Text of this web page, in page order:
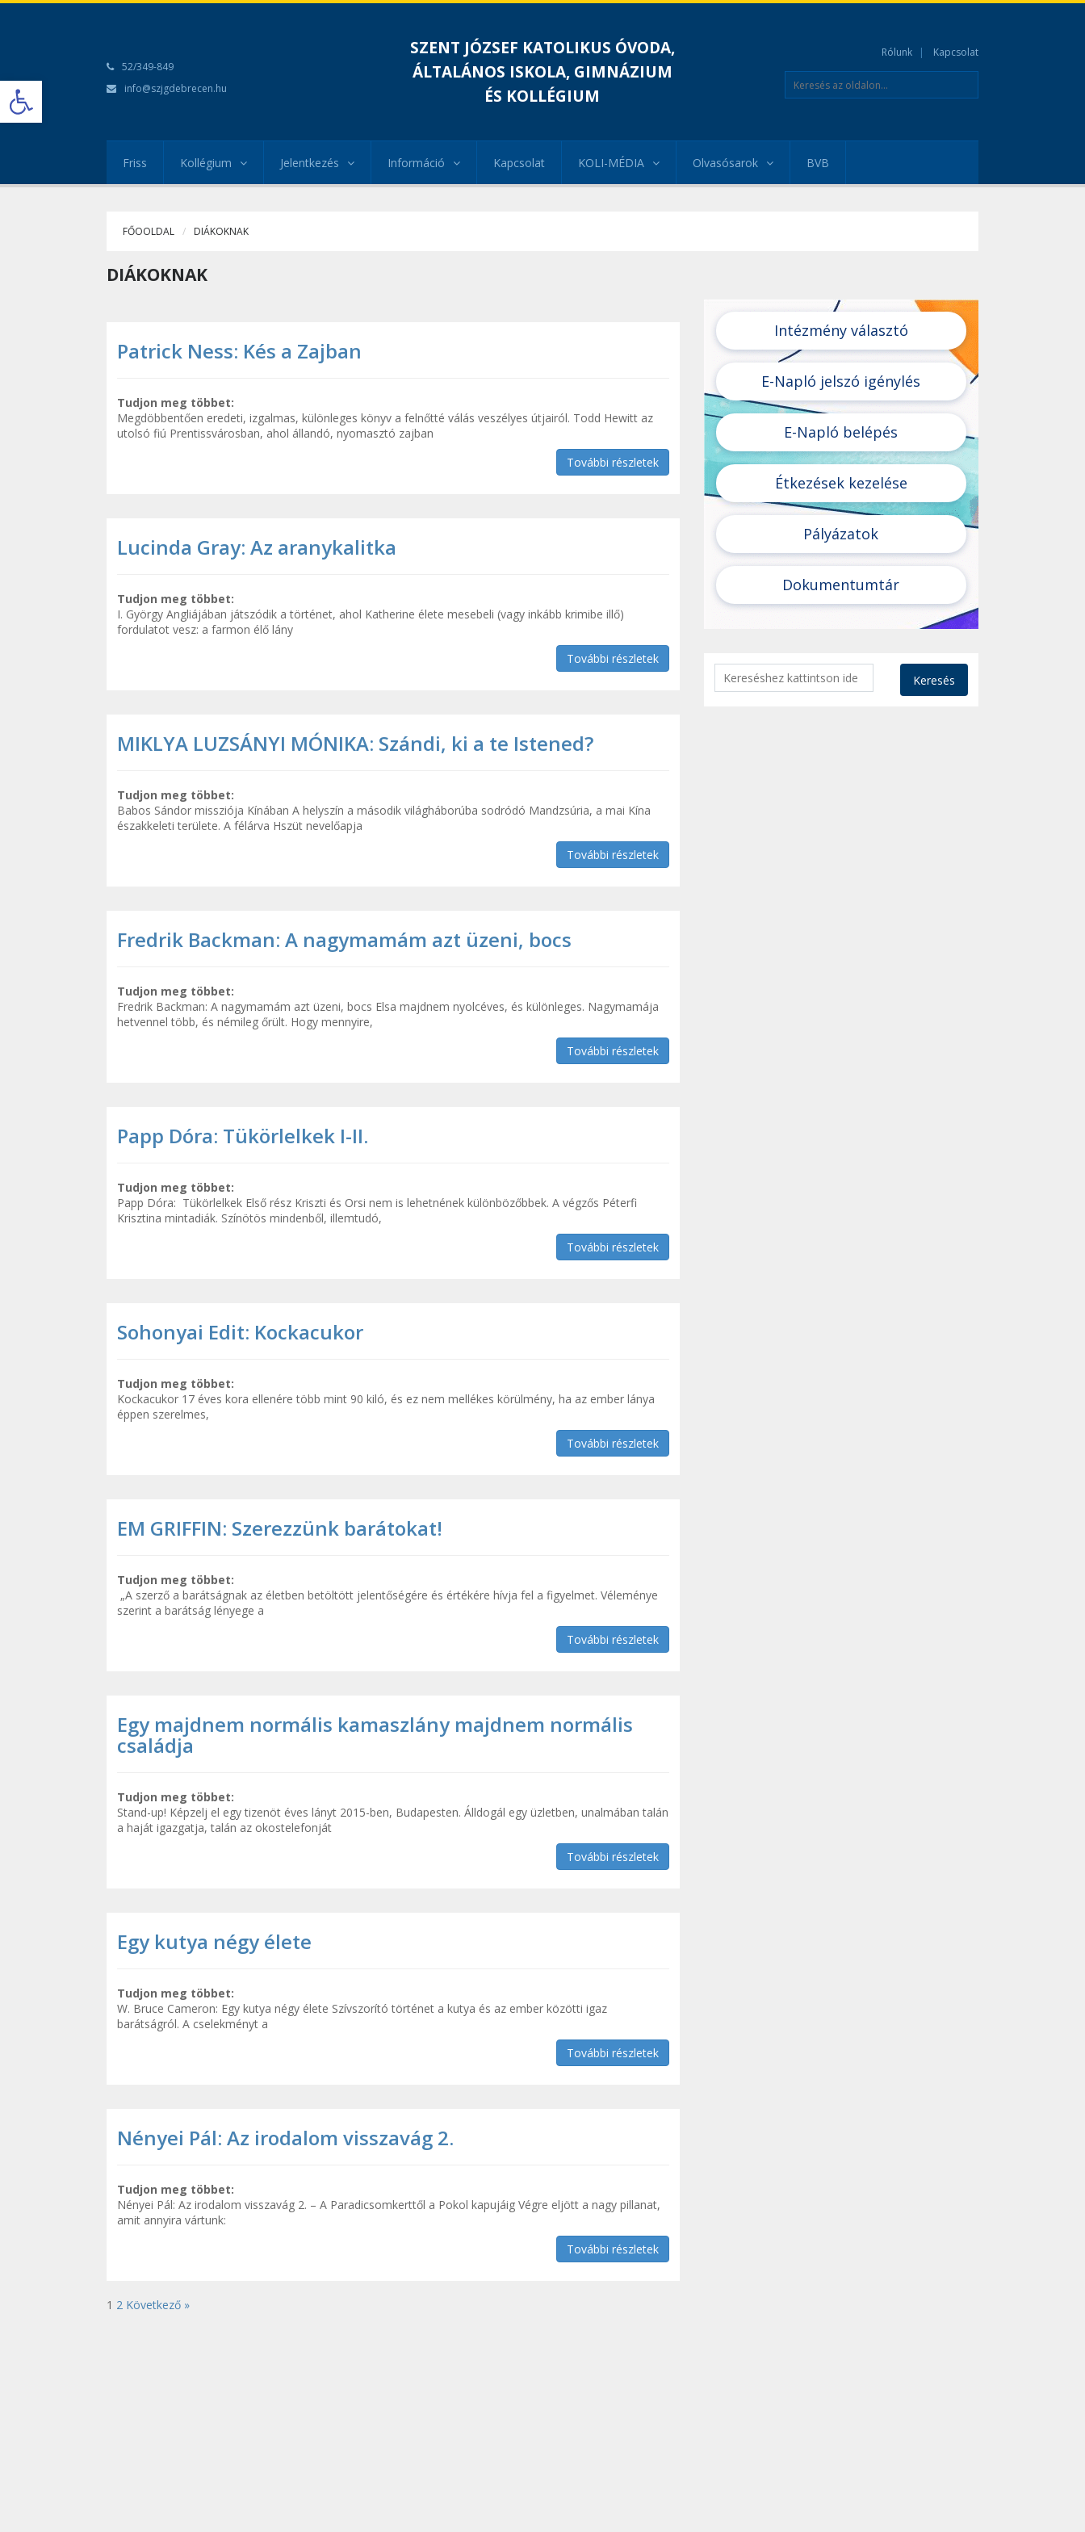
Open toolbar
52/349-849
info@szjgdebrecen.hu
SZENT JÓZSEF KATOLIKUS ÓVODA,
ÁLTALÁNOS ISKOLA, GIMNÁZIUM
ÉS KOLLÉGIUM
Rólunk Kapcsolat
Friss Kollégium Jelentkezés Információ Kapcsolat KOLI-MÉDIA Olvasósarok BVB
FŐOOLDAL DIÁKOKNAK
DIÁKOKNAK
Patrick Ness: Kés a Zajban
Tudjon meg többet:
Megdöbbentően eredeti, izgalmas, különleges könyv a felnőtté válás veszélyes útjairól. Todd Hewitt az
utolsó fiú Prentissvárosban, ahol állandó, nyomasztó zajban
További részletek
Lucinda Gray: Az aranykalitka
Tudjon meg többet:
I. György Angliájában játszódik a történet, ahol Katherine élete mesebeli (vagy inkább krimibe illő)
fordulatot vesz: a farmon élő lány
További részletek
MIKLYA LUZSÁNYI MÓNIKA: Szándi, ki a te Istened?
Tudjon meg többet:
Babos Sándor missziója Kínában A helyszín a második világháborúba sodródó Mandzsúria, a mai Kína
északkeleti területe. A félárva Hszüt nevelőapja
További részletek
Fredrik Backman: A nagymamám azt üzeni, bocs
Tudjon meg többet:
Fredrik Backman: A nagymamám azt üzeni, bocs Elsa majdnem nyolcéves, és különleges. Nagymamája
hetvennel több, és némileg őrült. Hogy mennyire,
További részletek
Papp Dóra: Tükörlelkek I-II.
Tudjon meg többet:
Papp Dóra: Tükörlelkek Első rész Kriszti és Orsi nem is lehetnének különbözőbbek. A végzős Péterfi
Krisztina mintadiák. Színötös mindenből, illemtudó,
További részletek
Sohonyai Edit: Kockacukor
Tudjon meg többet:
Kockacukor ​17 éves kora ellenére több mint 90 kiló, és ez nem mellékes körülmény, ha az ember lánya
éppen szerelmes,
További részletek
EM GRIFFIN: Szerezzünk barátokat!
Tudjon meg többet:
„A szerző a barátságnak az életben betöltött jelentőségére és értékére hívja fel a figyelmet. Véleménye
szerint a barátság lényege a
További részletek
Egy majdnem normális kamaszlány majdnem normális
családja
Tudjon meg többet:
Stand-up! Képzelj el egy tizenöt éves lányt 2015-ben, Budapesten. Álldogál egy üzletben, unalmában talán
a haját igazgatja, talán az okostelefonját
További részletek
Egy kutya négy élete
Tudjon meg többet:
W. Bruce Cameron: Egy kutya négy élete Szívszorító történet a kutya és az ember közötti igaz
barátságról. A cselekményt a
További részletek
Nényei Pál: Az irodalom visszavág 2.
Tudjon meg többet:
Nényei Pál: Az irodalom visszavág 2. – A Paradicsomkerttől a Pokol kapujáig Végre eljött a nagy pillanat,
amit annyira vártunk:
További részletek
1 2 Következő »
Intézmény választó
E-Napló jelszó igénylés
E-Napló belépés
Étkezések kezelése
Pályázatok
Dokumentumtár
Keresés